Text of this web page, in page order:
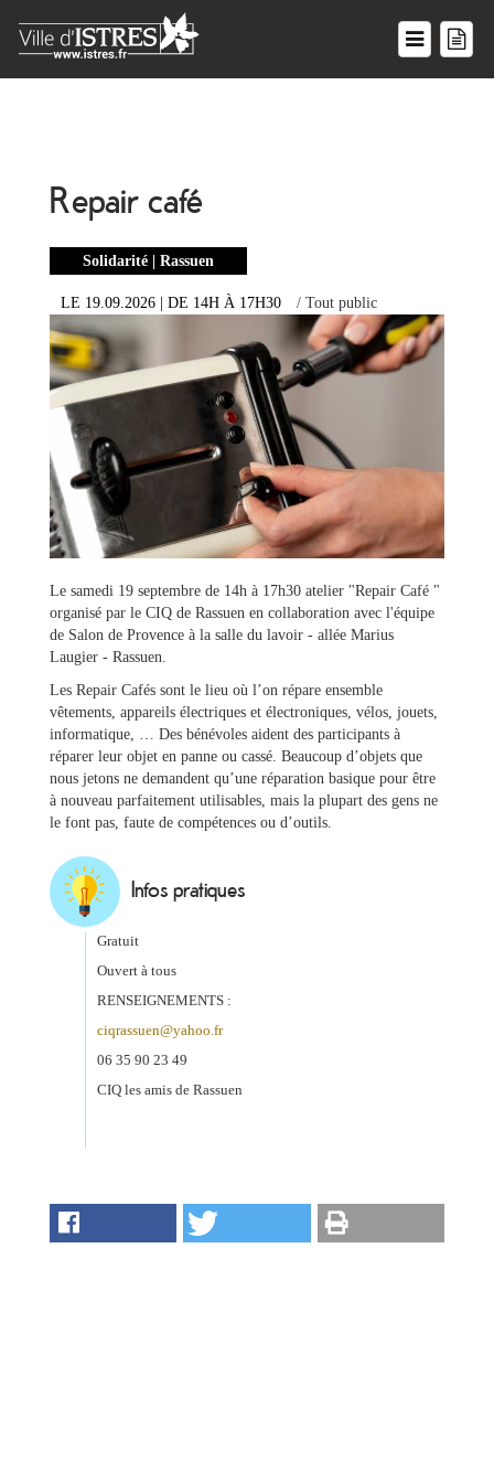
Ma
mairie
Mes
démarches
Ma
ville
Culture
Tourisme
Billetterie
Repair café
Solidarité | Rassuen
LE 19.09.2026 | DE 14H À 17H30 / Tout public
Le samedi 19 septembre de 14h à 17h30 atelier "Repair Café "
organisé par le CIQ de Rassuen en collaboration avec l'équipe
de Salon de Provence à la salle du lavoir - allée Marius
Laugier - Rassuen.
Les Repair Cafés sont le lieu où l’on répare ensemble
vêtements, appareils électriques et électroniques, vélos, jouets,
informatique, … Des bénévoles aident des participants à
réparer leur objet en panne ou cassé. Beaucoup d’objets que
nous jetons ne demandent qu’une réparation basique pour être
à nouveau parfaitement utilisables, mais la plupart des gens ne
le font pas, faute de compétences ou d’outils.
Infos pratiques
Gratuit
Ouvert à tous
RENSEIGNEMENTS :
ciqrassuen@yahoo.fr
06 35 90 23 49
CIQ les amis de Rassuen